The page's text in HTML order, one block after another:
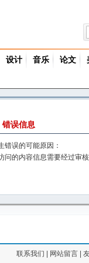
设计 音乐 论文
错误信息
错误的可能原因：
问的内容信息需要经过审
联系我们 网站留言|